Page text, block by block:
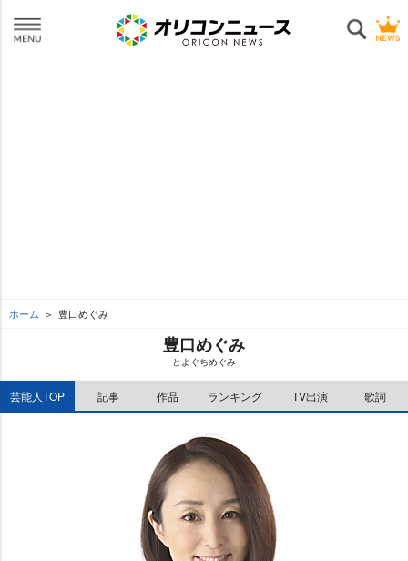
ホーム 豊口めぐみ
豊口めぐみ
とよぐちめぐみ
芸能人TOP 記事 作品 ランキング TV出演 歌詞